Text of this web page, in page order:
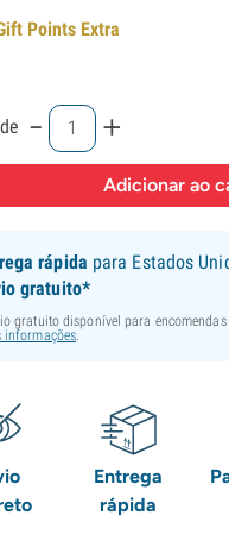
Points Extra
- +
rápida para Estados
gratuito*
gratuito disponível para
informações
Entrega
rápida